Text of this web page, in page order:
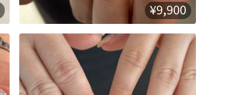
¥9,900